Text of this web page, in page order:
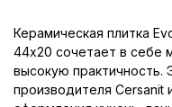
Керамическая плитка
44x20 сочетает в себе
высокую практичность.
производителя